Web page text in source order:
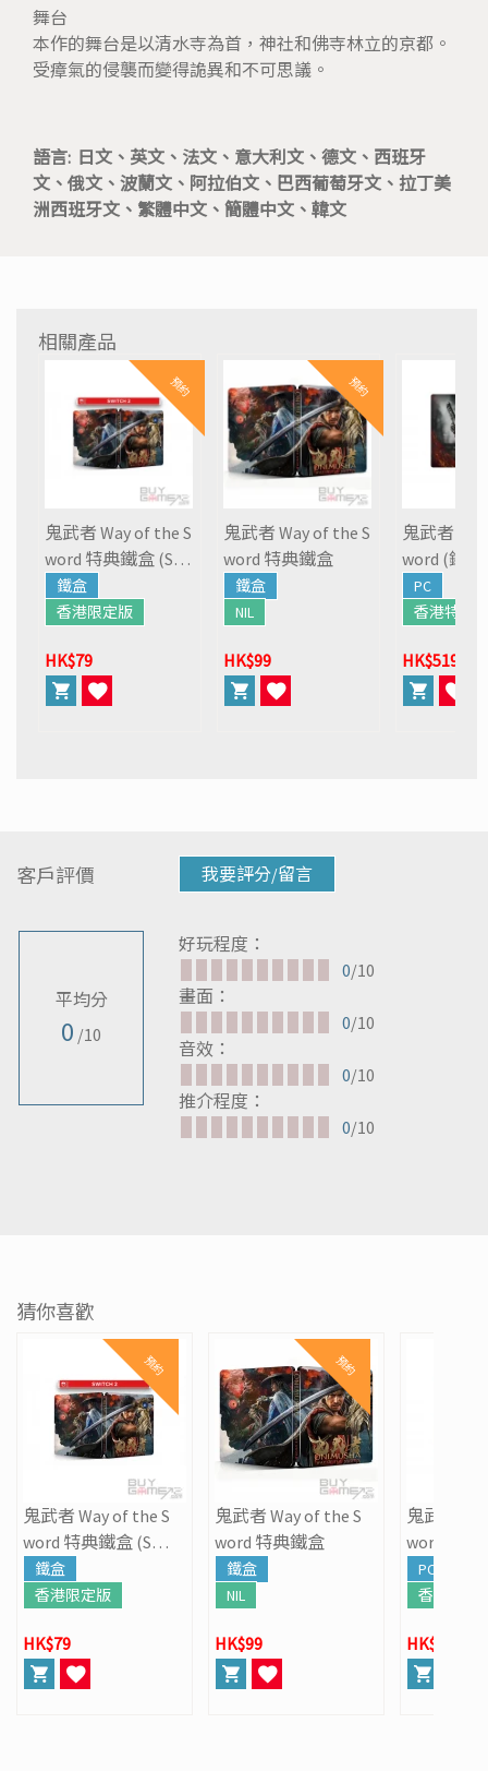
舞台
本作的舞台是以清水寺為首，神社和佛寺林立的京都。
受瘴氣的侵襲而變得詭異和不可思議。
語言: 日文、英文、法文、意大利文、德文、西班牙
文、俄文、波蘭文、阿拉伯文、巴西葡萄牙文、拉丁美
洲西班牙文、繁體中文、簡體中文、韓文
相關產品
預約
鬼武者 Way of the S
word 特典鐵盒 (Swit
ch 2)
鐵盒
香港限定版
HK$79
預約
鬼武者 Way of the S
word 特典鐵盒
鐵盒
NIL
HK$99
鬼武者
word (鐵盒
PC
香港特典
HK$519
客戶評價
平均分
0 /10
我要評分/留言
好玩程度：
0/10
畫面：
0/10
音效：
0/10
推介程度：
0/10
猜你喜歡
預約
鬼武者 Way of the S
word 特典鐵盒 (Swit
ch 2)
鐵盒
香港限定版
HK$79
預約
鬼武者 Way of the S
word 特典鐵盒
鐵盒
NIL
HK$99
鬼武者
word (鐵
PC
香港特典
HK$519